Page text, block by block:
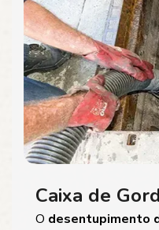
Caixa de
O desentupimento